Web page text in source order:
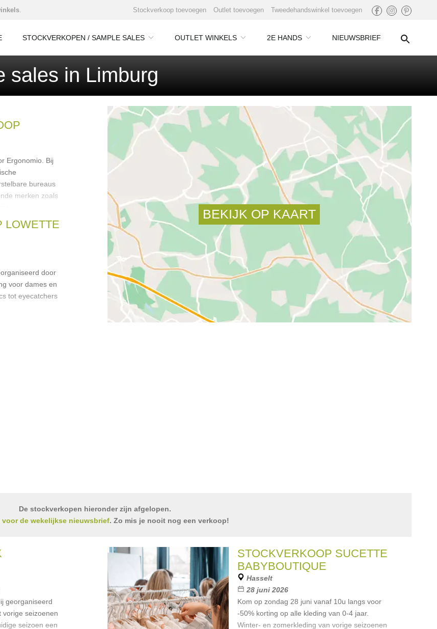
. Stockverkoop toevoegen Outlet toevoegen Tweedehandswinkel toevoegen
STOCKVERKOPEN / SAMPLE SALES OUTLET WINKELS 2E HANDS NIEUWSBRIEF
sales in Limburg
Ergonomio. Bij
bureaus
merken zoals
LOWETTE
door
voor dames en
tot eyecatchers
De stockverkopen hieronder zijn afgelopen.
de wekelijkse nieuwsbrief. Zo mis je nooit nog een verkoop!
georganiseerd
vorige seizoenen
seizoen een
STOCKVERKOOP SUCETTE
BABYBOUTIQUE
Hasselt
28 juni 2026
Kom op zondag 28 juni vanaf 10u langs voor
-50% korting op alle kleding van 0-4 jaar.
Winter- en zomerkleding van vorige seizoenen